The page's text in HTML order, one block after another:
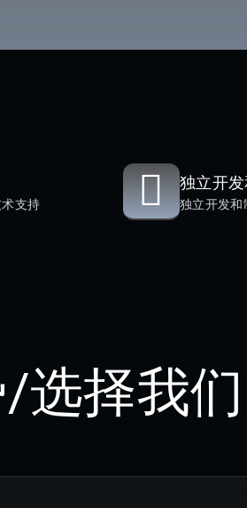
支持
独立开
独立开发和
选择我